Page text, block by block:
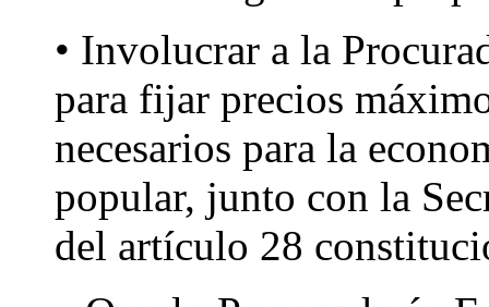
• Involucrar a la
para fijar precios
necesarios para la
popular, junto con la
del artículo 28